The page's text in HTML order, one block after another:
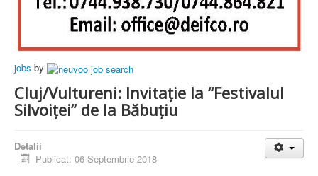
jobs by
Cluj/Vultureni: Invitație la “Festivalul
Silvoiței” de la Băbuțiu
Detalii
Publicat: 06 Septembrie 2018